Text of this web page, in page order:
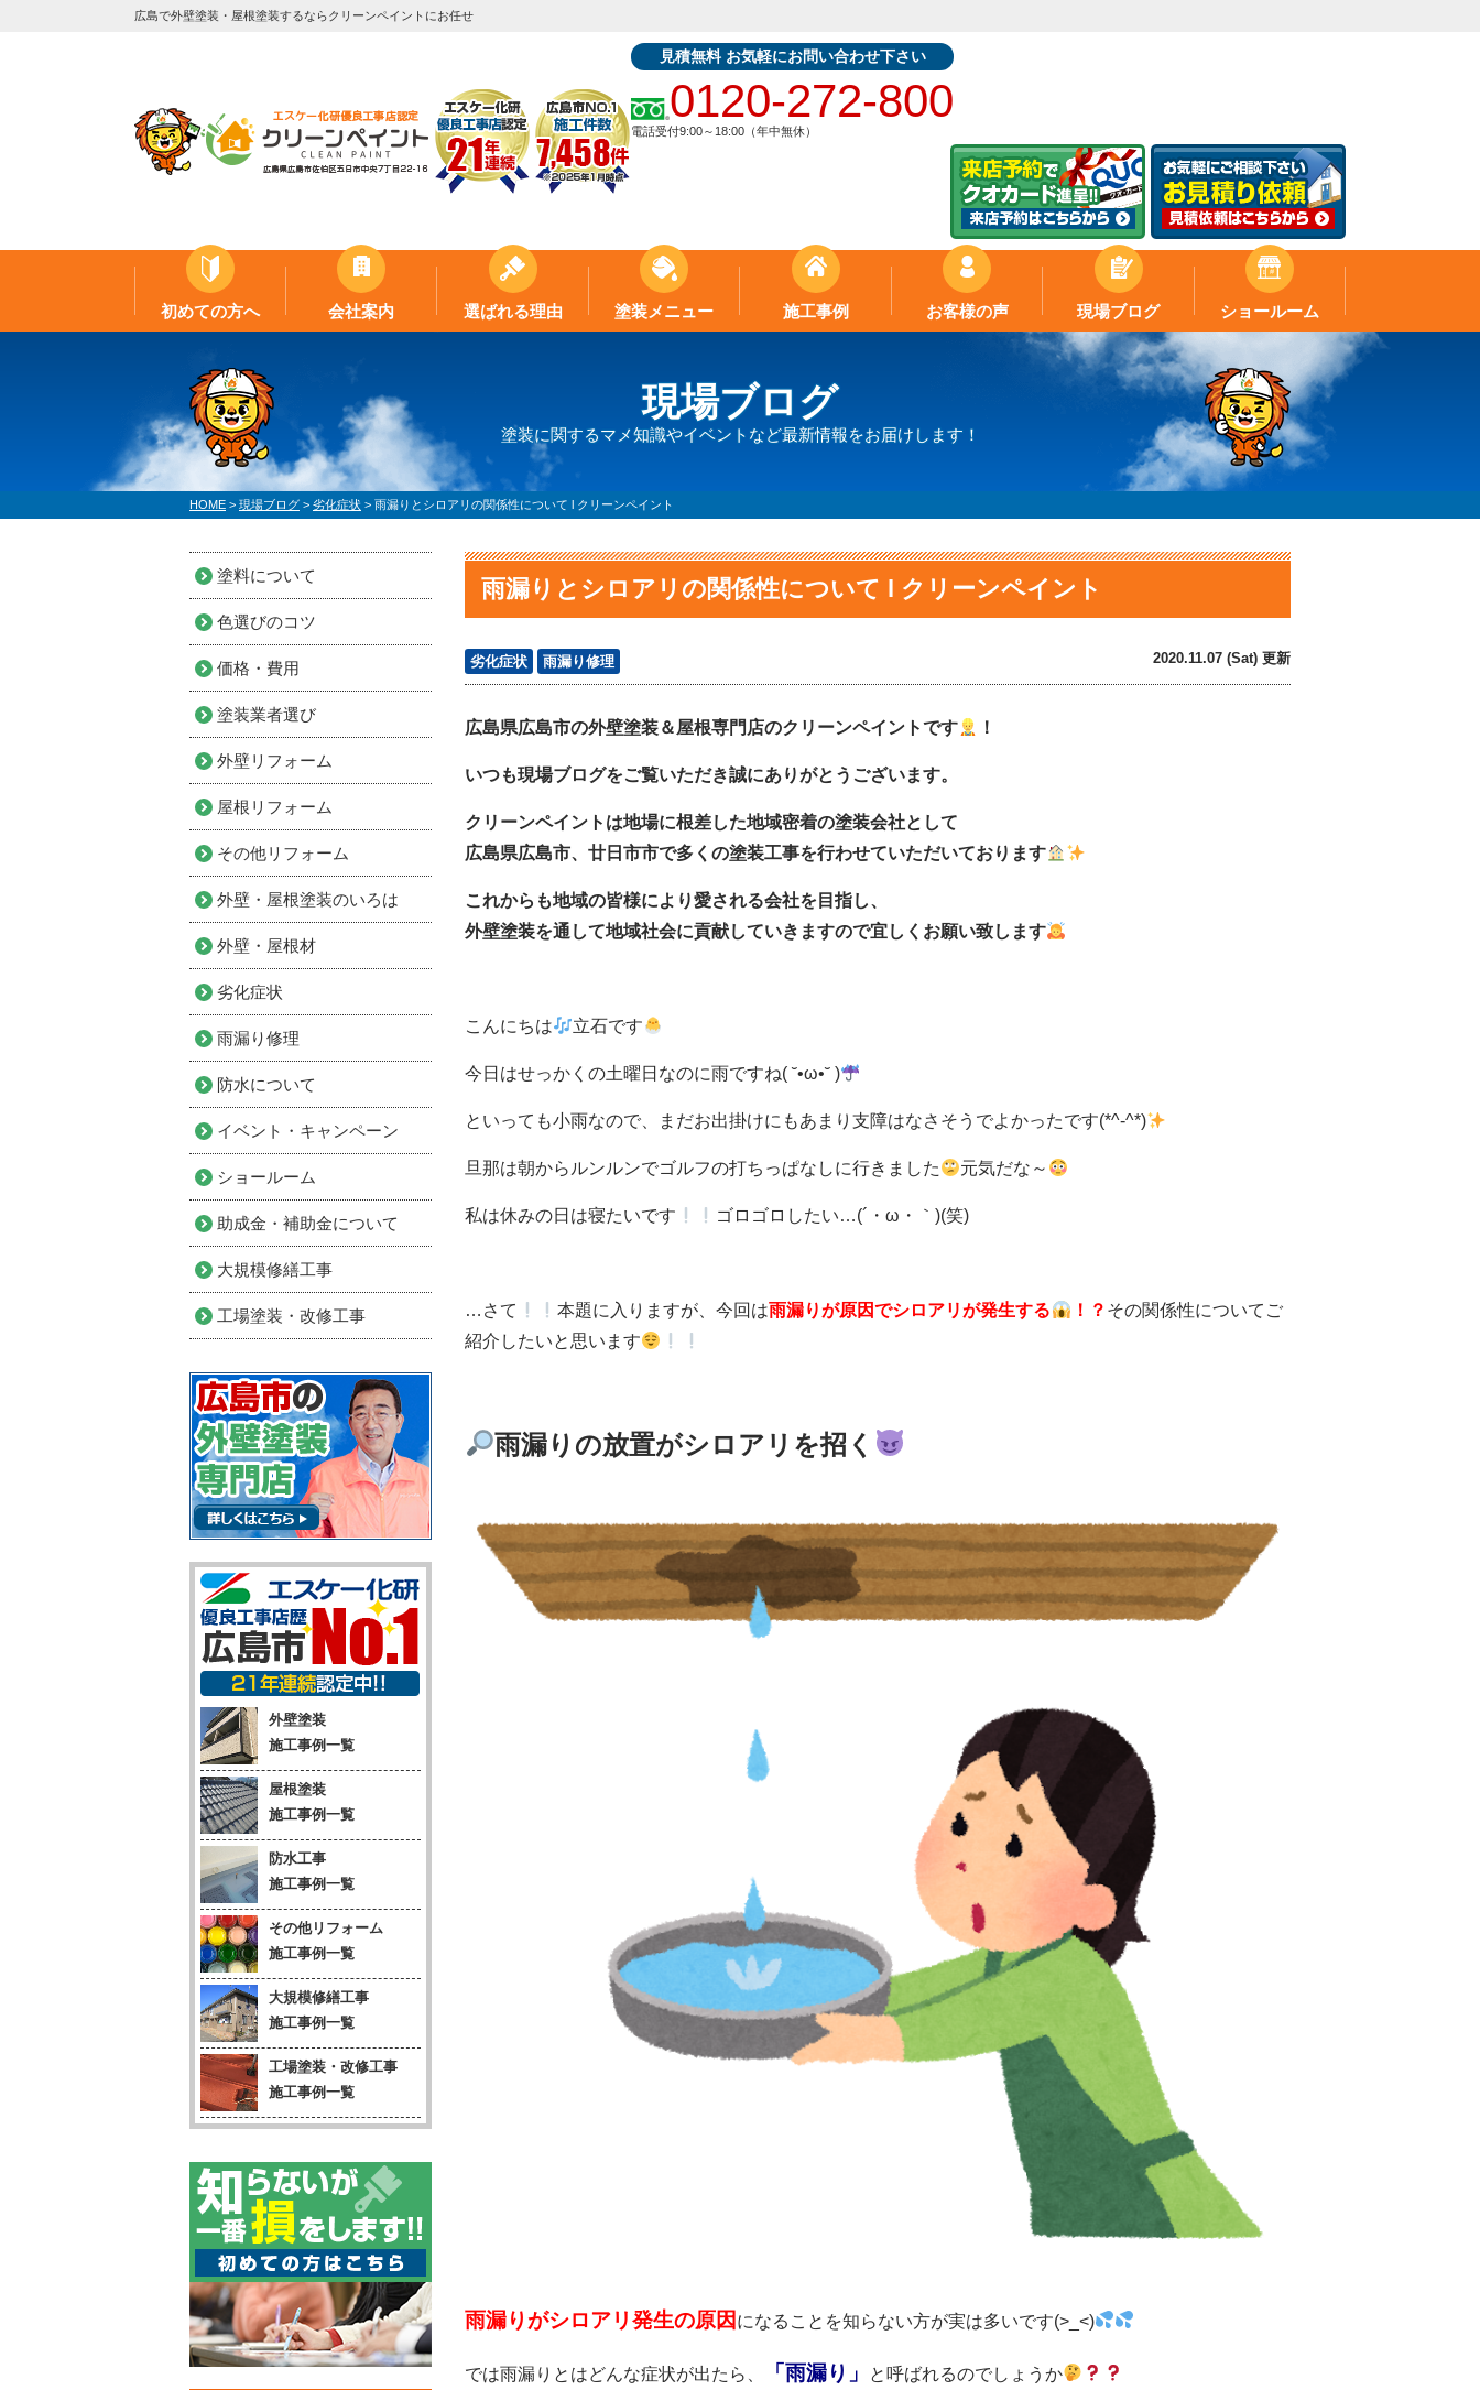
広島で外壁塗装・屋根塗装するならクリーンペイントにお任せ
見積無料 お気軽にお問い合わせ下さい
0120-272-800
電話受付9:00～18:00（年中無休）
初めての方へ 会社案内 選ばれる理由 塗装メニュー 施工事例 お客様の声 現場ブログ ショールーム
現場ブログ
塗装に関するマメ知識やイベントなど最新情報をお届けします！
HOME > 現場ブログ > 劣化症状 > 雨漏りとシロアリの関係性について l クリーンペイント
雨漏りとシロアリの関係性について l クリーンペイント
劣化症状 雨漏り修理 2020.11.07 (Sat) 更新
広島県広島市の外壁塗装＆屋根専門店のクリーンペイントです ！
いつも現場ブログをご覧いただき誠にありがとうございます。
クリーンペイントは地場に根差した地域密着の塗装会社として
広島県広島市、廿日市市で多くの塗装工事を行わせていただいております
これからも地域の皆様により愛される会社を目指し、
外壁塗装を通して地域社会に貢献していきますので宜しくお願い致します
こんにちは 立石です
今日はせっかくの土曜日なのに雨ですね( ˘•ω•˘ )
といっても小雨なので、まだお出掛けにもあまり支障はなさそうでよかったです(*^-^*)
旦那は朝からルンルンでゴルフの打ちっぱなしに行きました 元気だな～
私は休みの日は寝たいです ゴロゴロしたい…(´・ω・｀)(笑)
…さて 本題に入りますが、今回は雨漏りが原因でシロアリが発生する ！？ その関係性についてご
紹介したいと思います
雨漏りの放置がシロアリを招く
雨漏りがシロアリ発生の原因 になることを知らない方が実は多いです(>_<)
では雨漏りとはどんな症状が出たら、 「雨漏り」 と呼ばれるのでしょうか
塗料について
色選びのコツ
価格・費用
塗装業者選び
外壁リフォーム
屋根リフォーム
その他リフォーム
外壁・屋根塗装のいろは
外壁・屋根材
劣化症状
雨漏り修理
防水について
イベント・キャンペーン
ショールーム
助成金・補助金について
大規模修繕工事
工場塗装・改修工事
外壁塗装
施工事例一覧
屋根塗装
施工事例一覧
防水工事
施工事例一覧
その他リフォーム
施工事例一覧
大規模修繕工事
施工事例一覧
工場塗装・改修工事
施工事例一覧